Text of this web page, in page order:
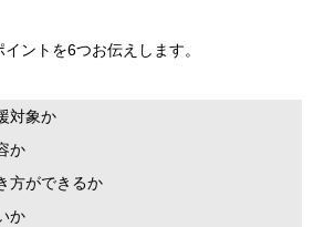
ントを6つお伝えします。
対象か
か
方ができるか
か